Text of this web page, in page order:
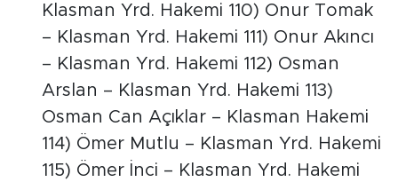
Klasman Yrd. Hakemi 110) Onur Tomak
– Klasman Yrd. Hakemi 111) Onur Akıncı
– Klasman Yrd. Hakemi 112) Osman
Arslan – Klasman Yrd. Hakemi 113)
Osman Can Açıklar – Klasman Hakemi
114) Ömer Mutlu – Klasman Yrd. Hakemi
115) Ömer İnci – Klasman Yrd. Hakemi